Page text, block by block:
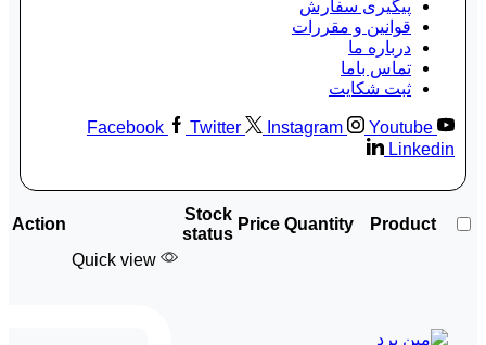
پیگیری سفارش
قوانین و مقررات
درباره ما
تماس باما
ثبت شکایت
Facebook Twitter Instagram
Youtube
Linkedin
Product
Quantity
Price
Stock
status
Action
Quick view